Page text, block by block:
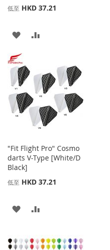
低至 HKD 37.21
添
加
到
收
藏
比
較
"Fit Flight Pro" Cosmo
darts V-Type [White/D
Black]
低至 HKD 37.21
添
到
並